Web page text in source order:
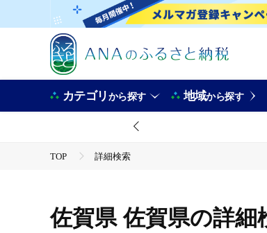
カテゴリから探す 地域から探す
TOP 詳細検索
佐賀県 佐賀県の詳細